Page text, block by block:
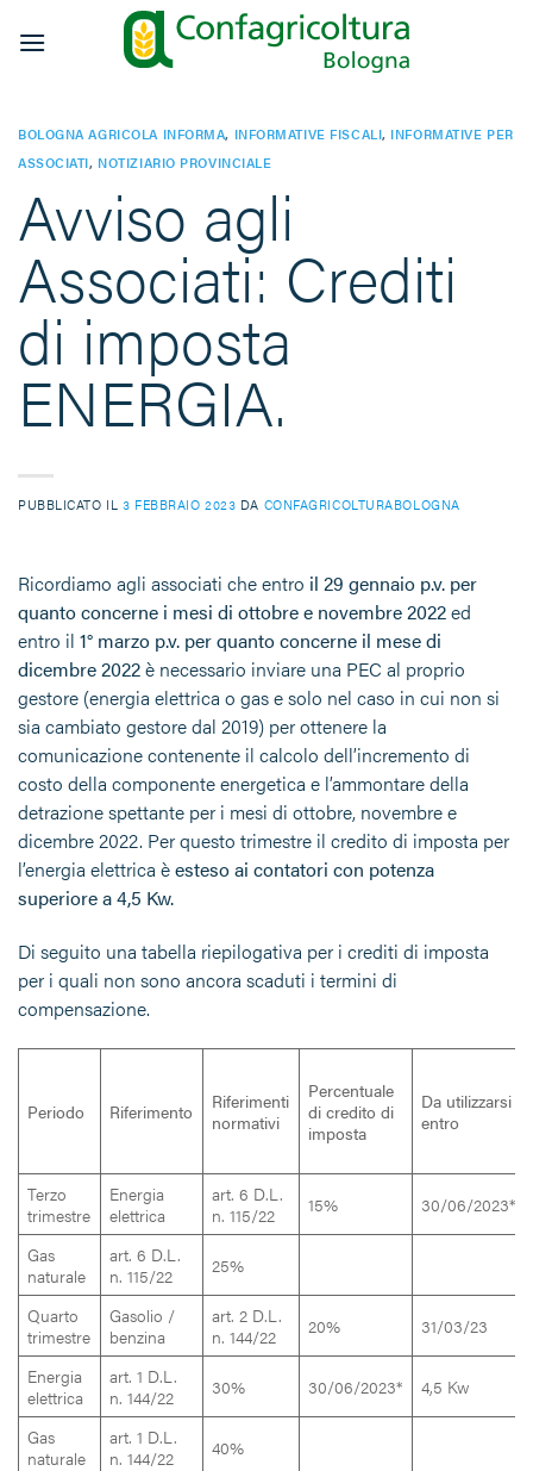
BOLOGNA AGRICOLA INFORMA, INFORMATIVE FISCALI, INFORMATIVE PER
ASSOCIATI, NOTIZIARIO PROVINCIALE
Avviso agli
Associati: Crediti
di imposta
ENERGIA.
PUBBLICATO IL 3 FEBBRAIO 2023 DA CONFAGRICOLTURABOLOGNA
Ricordiamo agli associati che entro il 29 gennaio p.v. per
quanto concerne i mesi di ottobre e novembre 2022ed
entro il 1° marzo p.v. per quanto concerne il mese di
dicembre 2022è necessario inviare una PEC al proprio
gestore (energia elettrica o gas e solo nel caso in cui non si
sia cambiato gestore dal 2019) per ottenere la
comunicazione contenente il calcolo dell’incremento di
costo della componente energetica e l’ammontare della
detrazione spettante per i mesi di ottobre, novembre e
dicembre 2022. Per questo trimestre il credito di imposta per
l’energia elettrica èesteso ai contatori con potenza
superiore a 4,5 Kw.
Di seguito una tabella riepilogativa per i crediti di imposta
per i quali non sono ancora scaduti i termini di
compensazione.
Periodo Riferimento
Riferimenti
normativi
Percentuale
di credito di
imposta
Da utilizzarsi
entro
Terzo
trimestre
Energia
elettrica
art. 6 D.L.
n. 115/22
15% 30/06/2023*
Gas
naturale
art. 6 D.L.
n. 115/22
25%
Quarto
trimestre
Gasolio /
benzina
art. 2 D.L.
n. 144/22
20% 31/03/23
Energia
elettrica
art. 1 D.L.
n. 144/22
30% 30/06/2023* 4,5 Kw
Gas
naturale
art. 1 D.L.
n. 144/22
40%